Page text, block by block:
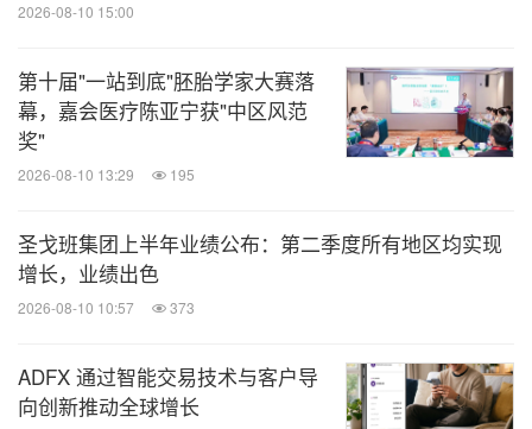
2026-08-10 15:00
第十届"一站到底"胚胎学家大赛落
幕，嘉会医疗陈亚宁获"中区风范
奖"
2026-08-10 13:29 195
圣戈班集团上半年业绩公布：第二季度所有地区均实现
增长，业绩出色
2026-08-10 10:57 373
ADFX 通过智能交易技术与客户导
向创新推动全球增长